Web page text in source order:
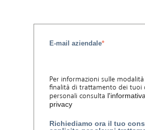
E-mail aziendale*
Per informazioni sulle
finalità di trattamento dei tuoi
personali consulta
privacy
Richiediamo ora il tuo